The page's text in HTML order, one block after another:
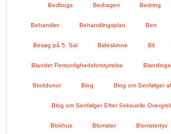
Bedbugs Bedrageri Bedring
Behandler Behandlingsplan Ben
Besøg på 5. Sal Bideskinne Bil
Blandet Personlighedsforstyrrelse
Bloddonor Blog Blog om Senfølger
Blog om Senfølger Efter Seksuelle
Blokhus Blomster Blomstertyv